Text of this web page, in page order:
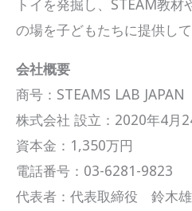
トイを発掘し、STEAM教
の場を子どもたちに提供して
会社概要
商号：STEAMS LAB JAPAN
株式会社 設立：2020年4月
資本金：1,350万円
電話番号：03-6281-9823
代表者：代表取締役 鈴木